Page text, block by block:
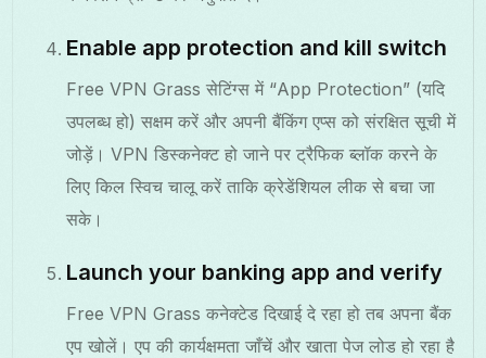
Enable app protection and kill switch
Free VPN Grass सेटिंग्स में “App Protection” (यदि
उपलब्ध हो) सक्षम करें और अपनी बैंकिंग एप्स को संरक्षित सूची में
जोड़ें। VPN डिस्कनेक्ट हो जाने पर ट्रैफिक ब्लॉक करने के
लिए किल स्विच चालू करें ताकि क्रेडेंशियल लीक से बचा जा
सके।
Launch your banking app and verify
Free VPN Grass कनेक्टेड दिखाई दे रहा हो तब अपना बैंक
एप खोलें। एप की कार्यक्षमता जाँचें और खाता पेज लोड हो रहा है